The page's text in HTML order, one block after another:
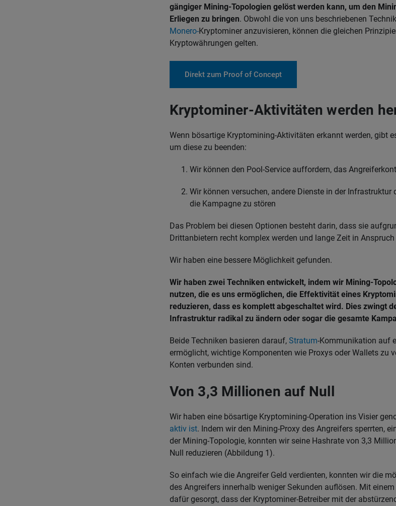
gängiger Mining-Topologien gelöst werden kann, um den
Erliegen zu bringen. Obwohl die von uns beschriebenen
Monero-Kryptominer anzuvisieren, können die gleichen
Kryptowährungen gelten.
Direkt zum Proof of Concept
Kryptominer-Aktivitäten werden
Wenn bösartige Kryptomining-Aktivitäten erkannt werden, gibt
um diese zu beenden:
Wir können den Pool-Service auffordern, das
Wir können versuchen, andere Dienste in der Infrastruktur
die Kampagne zu stören
Das Problem bei diesen Optionen besteht darin, dass sie
Drittanbietern recht komplex werden und lange Zeit in
Wir haben eine bessere Möglichkeit gefunden.
Wir haben zwei Techniken entwickelt, indem wir Mining-
nutzen, die es uns ermöglichen, die Effektivität eines
reduzieren, dass es komplett abgeschaltet wird. Dies zwingt
Infrastruktur radikal zu ändern oder sogar die gesamte
Beide Techniken basieren darauf, Stratum-Kommunikation auf
ermöglicht, wichtige Komponenten wie Proxys oder Wallets zu
Konten verbunden sind.
Von 3,3 Millionen auf Null
Wir haben eine bösartige Kryptomining-Operation ins Visier
aktiv ist. Indem wir den Mining-Proxy des Angreifers sperrten,
der Mining-Topologie, konnten wir seine Hashrate von 3,3
Null reduzieren (Abbildung 1).
So einfach wie die Angreifer Geld verdienten, konnten wir die
des Angreifers innerhalb weniger Sekunden auflösen. Mit
dafür gesorgt, dass der Kryptominer-Betreiber mit der